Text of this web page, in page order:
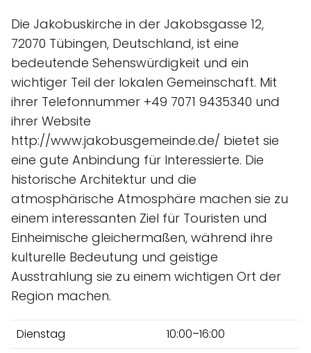
Die Jakobuskirche in der Jakobsgasse 12,
72070 Tübingen, Deutschland, ist eine
bedeutende Sehenswürdigkeit und ein
wichtiger Teil der lokalen Gemeinschaft. Mit
ihrer Telefonnummer +49 7071 9435340 und
ihrer Website
http://www.jakobusgemeinde.de/ bietet sie
eine gute Anbindung für Interessierte. Die
historische Architektur und die
atmosphärische Atmosphäre machen sie zu
einem interessanten Ziel für Touristen und
Einheimische gleichermaßen, während ihre
kulturelle Bedeutung und geistige
Ausstrahlung sie zu einem wichtigen Ort der
Region machen.
Dienstag
10:00–16:00